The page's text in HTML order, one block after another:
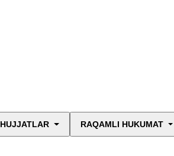
HUJJATLAR RAQAMLI HUKUMAT